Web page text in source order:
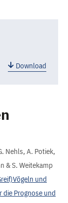
Download
Nehls, A. Potiek,
& S. Weitekamp
und
die Prognose und